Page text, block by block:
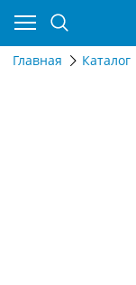
Главная Каталог